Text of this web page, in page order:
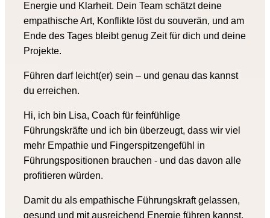
Energie und Klarheit. Dein Team schätzt deine
empathische Art, Konflikte löst du souverän, und am
Ende des Tages bleibt genug Zeit für dich und deine
Projekte.
Führen darf leicht(er) sein – und genau das kannst
du erreichen.
Hi, ich bin Lisa, Coach für feinfühlige
Führungskräfte und ich bin überzeugt, dass wir viel
mehr Empathie und Fingerspitzengefühl in
Führungspositionen brauchen - und das davon alle
profitieren würden.
Damit du als empathische Führungskraft gelassen,
gesund und mit ausreichend Energie führen kannst,